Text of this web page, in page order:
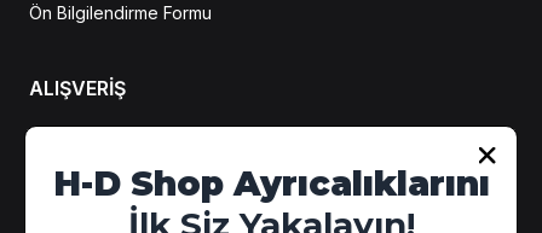
Ön Bilgilendirme Formu
ALIŞVERİŞ
Hesabım
Sipariş Takip
Kampanya Detayları
H-D Shop Ayrıcalıklarını
İlk Siz Yakalayın!